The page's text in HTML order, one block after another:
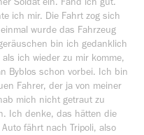
ich mir. Die Fahrt zog sich
wurde das Fahrzeug
bin ich gedanklich
ich wieder zu mir komme,
Byblos schon vorbei. Ich bin
Fahrer, der ja von meiner
mich nicht getraut zu
Ich denke, das hätten die
fährt nach Tripoli, also